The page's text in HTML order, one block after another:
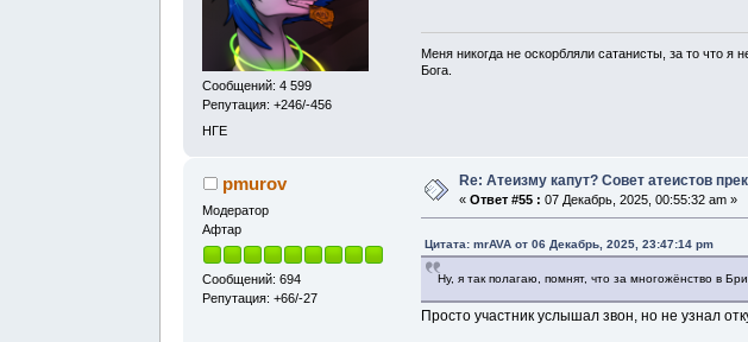
Сообщений: 4 599
Репутация: +246/-456
НГЕ
Меня никогда не оскорбляли сатанисты, за то что я
Бога.
pmurov
Модератор
Афтар
Сообщений: 694
Репутация: +66/-27
Re: Атеизму капут? Совет атеистов
«Ответ #55 : 07 Декабрь, 2025, 00:55:32 am »
Цитата: mrAVA от 06 Декабрь, 2025, 23:47:14 pm
Ну, я так полагаю, помнят, что за многожёнство в
Просто участник услышал звон, но не узнал